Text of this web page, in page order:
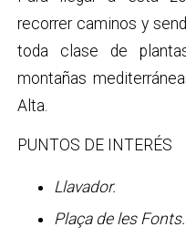
recorrer caminos y
toda clase de
montañas
Alta.
PUNTOS DE INTERÉS
Llavador.
Plaça de les Fonts.